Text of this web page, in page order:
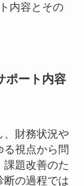
内容とその
ポート内容
、財務状況や
る視点から問
課題改善のた
断の過程では